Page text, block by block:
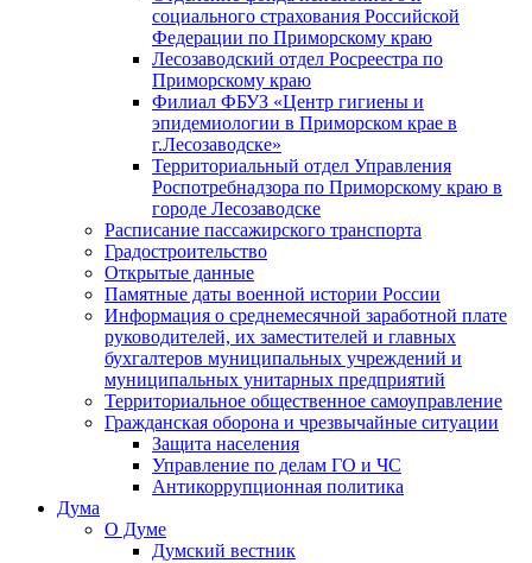
социального страхования Российской
Федерации по Приморскому краю
Лесозаводский отдел Росреестра по
Приморскому краю
Филиал ФБУЗ «Центр гигиены и
эпидемиологии в Приморском крае в
г.Лесозаводске»
Территориальный отдел Управления
Роспотребнадзора по Приморскому краю в
городе Лесозаводске
Расписание пассажирского транспорта
Градостроительство
Открытые данные
Памятные даты военной истории России
Информация о среднемесячной заработной плате
руководителей, их заместителей и главных
бухгалтеров муниципальных учреждений и
муниципальных унитарных предприятий
Территориальное общественное самоуправление
Гражданская оборона и чрезвычайные ситуации
Защита населения
Управление по делам ГО и ЧС
Антикоррупционная политика
Дума
О Думе
Думский вестник